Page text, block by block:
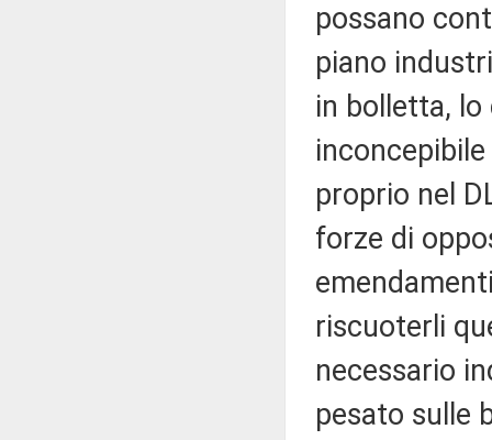
possano
piano
in bolletta, lo
proprio nel
forze di
riscuoterli
necessario
pesato sulle